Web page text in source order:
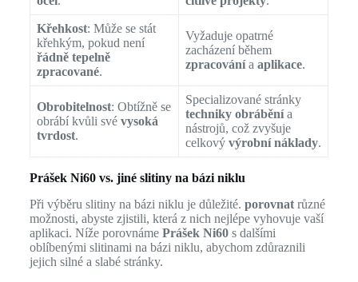
Křehkost: Může se stát
křehkým, pokud není
řádně tepelně
zpracované.
Vyžaduje opatrné
zacházení během
zpracovánía aplikace.
Obrobitelnost: Obtížně se
obrábí kvůli své vysoká
tvrdost.
Specializované stránky
techniky obráběnía
nástrojů, což zvyšuje
celkový výrobní náklady.
Prášek Ni60 vs. jiné slitiny na bázi niklu
Při výběru slitiny na bázi niklu je důležité. porovnatrůzné
možnosti, abyste zjistili, která z nich nejlépe vyhovuje vaší
aplikaci. Níže porovnáme Prášek Ni60s dalšími
oblíbenými slitinami na bázi niklu, abychom zdůraznili
jejich silné a slabé stránky.